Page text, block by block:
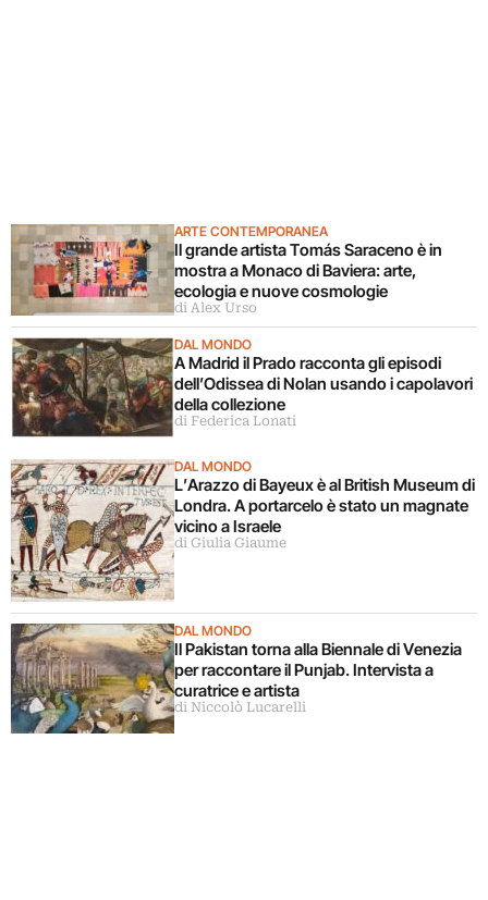
ARTE CONTEMPORANEA
Il grande artista Tomás Saraceno è in
mostra a Monaco di Baviera: arte,
ecologia e nuove cosmologie
di Alex Urso
DAL MONDO
A Madrid il Prado racconta gli episodi
dell’Odissea di Nolan usando i capolavori
della collezione
di Federica Lonati
DAL MONDO
L’Arazzo di Bayeux è al British Museum di
Londra. A portarcelo è stato un magnate
vicino a Israele
di Giulia Giaume
DAL MONDO
Il Pakistan torna alla Biennale di Venezia
per raccontare il Punjab. Intervista a
curatrice e artista
di Niccolò Lucarelli